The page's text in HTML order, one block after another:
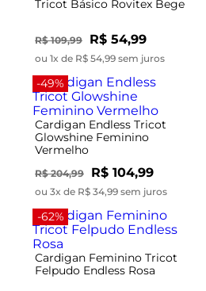
Tricot Básico Rovitex Bege
R$ 109,99 R$ 54,99
ou 1x de R$ 54,99 sem juros
-49%
Cardigan Endless Tricot
Glowshine Feminino
Vermelho
R$ 204,99 R$ 104,99
ou 3x de R$ 34,99 sem juros
-62%
Cardigan Feminino Tricot
Felpudo Endless Rosa